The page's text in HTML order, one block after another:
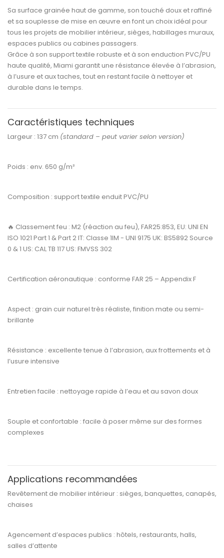
Sa surface grainée haut de gamme, son touché doux et raffiné
et sa souplesse de mise en œuvre en font un choix idéal pour
tous les projets de mobilier intérieur, sièges, habillages muraux,
espaces publics ou cabines passagers.
Grâce à son support textile robuste et à son enduction PVC/PU
haute qualité, Miami garantit une résistance élevée à l’abrasion,
à l’usure et aux taches, tout en restant facile à nettoyer et
durable dans le temps.
Caractéristiques techniques
Largeur : 137 cm (standard – peut varier selon version)
Poids : env. 650 g/m²
Composition : support textile enduit PVC/PU
🔥 Classement feu : M2 (réaction au feu), FAR25:853, EU: UNI EN
ISO 1021 Part 1 & Part 2 IT: Classe 1IM - UNI 9175 UK: BS5892 Source
0 & 1 US: CAL TB 117 US: FMVSS 302
Certification aéronautique : conforme FAR 25 – Appendix F
Aspect : grain cuir naturel très réaliste, finition mate ou semi-
brillante
Résistance : excellente tenue à l’abrasion, aux frottements et à
l’usure intensive
Entretien facile : nettoyage rapide à l’eau et au savon doux
Souple et confortable : facile à poser même sur des formes
complexes
Applications recommandées
Revêtement de mobilier intérieur : sièges, banquettes, canapés,
chaises
Agencement d’espaces publics : hôtels, restaurants, halls,
salles d’attente